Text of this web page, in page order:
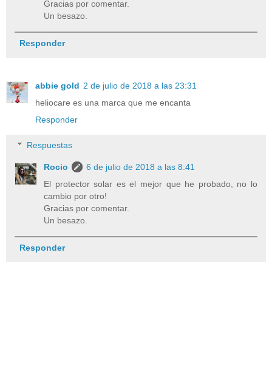
Gracias por comentar.
Un besazo.
Responder
abbie gold 2 de julio de 2018 a las 23:31
heliocare es una marca que me encanta
Responder
Respuestas
Rocio
6 de julio de 2018 a las 8:41
El protector solar es el mejor que he probado, no lo
cambio por otro!
Gracias por comentar.
Un besazo.
Responder